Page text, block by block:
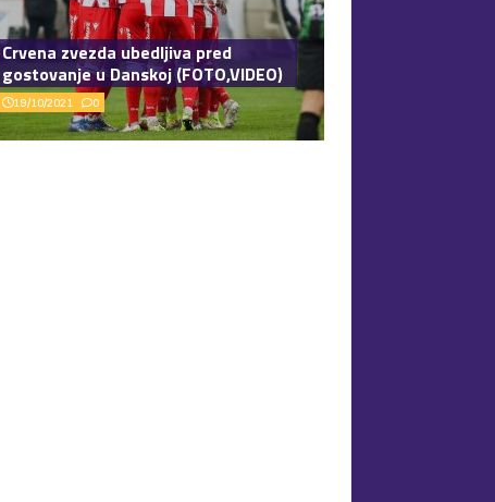
Crvena zvezda ubedljiva pred
gostovanje u Danskoj (FOTO,VIDEO)
19/10/2021 0